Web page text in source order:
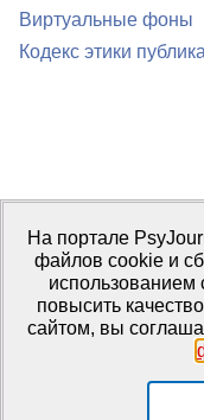
Виртуальные фоны
Кодекс этики
Портал
Правила использования
Свидетельство
2016 г.
Издатель: ФГБОУ ВО
На портале
файлов cookie и
использованием
повысить
сайтом, вы